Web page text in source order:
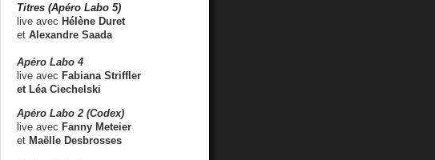
Titres (Apéro Labo 5)
live avec Hélène Duret
et Alexandre Saada
Apéro Labo 4
live avec Fabiana Striffler
et Léa Ciechelski
Apéro Labo 2 (Codex)
live avec Fanny Meteier
et Maëlle Desbrosses